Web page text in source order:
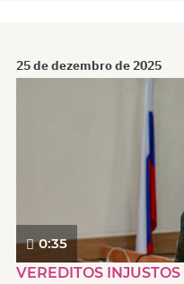
25 de dezembro de 2025
0:35
VEREDITOS INJUSTOS